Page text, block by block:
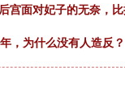
宫面对妃子的无奈，
，为什么没有人造反